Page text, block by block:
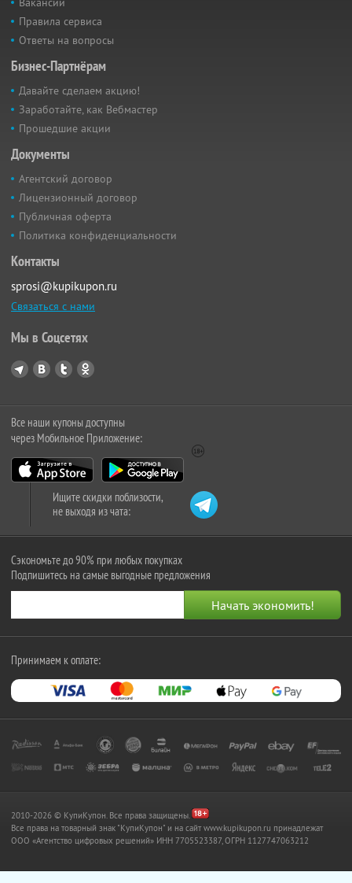
Правила сервиса
Ответы на вопросы
Бизнес-Партнёрам
Давайте сделаем акцию!
Заработайте, как Вебмастер
Прошедшие акции
Документы
Агентский договор
Лицензионный договор
Публичная оферта
Политика конфиденциальности
Контакты
sprosi@kupikupon.ru
Связаться с нами
Мы в Соцсетях
Все наши купоны доступны
через Мобильное Приложение:
Ищите скидки поблизости,
не выходя из чата:
Сэкономьте до 90% при любых покупках
Подпишитесь на самые выгодные предложения
Принимаем к оплате:
2010-2026 © КупиКупон. Все права защищены.
Все права на товарный знак "КупиКупон" и на сайт www.kupikupon.ru принадлежат
OOO «Агентство цифровых решений» ИНН 7705523387, ОГРН 1127747063212